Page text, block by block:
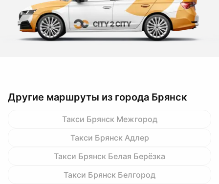
Другие маршруты из города Брянск
Такси Брянск Межгород
Такси Брянск Адлер
Такси Брянск Белая Берёзка
Такси Брянск Белгород